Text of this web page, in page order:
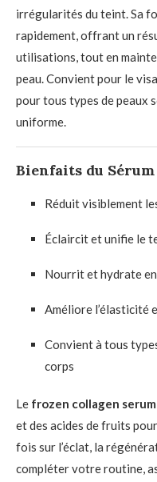
irrégularités du teint. Sa
rapidement, offrant un
utilisations, tout en
peau. Convient pour le
pour tous types de peaux
uniforme.
Bienfaits du Sérum
Réduit visiblement
Éclaircit et unifie le
Nourrit et hydrate
Améliore l’élasticité
Convient à tous
corps
Le frozen collagen serum
et des acides de fruits
fois sur l’éclat, la
compléter votre routine,